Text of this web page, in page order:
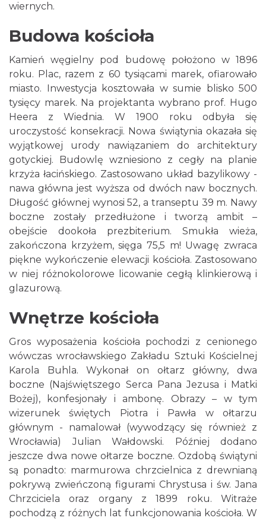
wiernych.
Budowa kościoła
Kamień węgielny pod budowę położono w 1896
roku. Plac, razem z 60 tysiącami marek, ofiarowało
miasto. Inwestycja kosztowała w sumie blisko 500
tysięcy marek. Na projektanta wybrano prof. Hugo
Heera z Wiednia. W 1900 roku odbyła się
uroczystość konsekracji. Nowa świątynia okazała się
wyjątkowej urody nawiązaniem do architektury
gotyckiej. Budowlę wzniesiono z cegły na planie
krzyża łacińskiego. Zastosowano układ bazylikowy -
nawa główna jest wyższa od dwóch naw bocznych.
Długość głównej wynosi 52, a transeptu 39 m. Nawy
boczne zostały przedłużone i tworzą ambit –
obejście dookoła prezbiterium. Smukła wieża,
zakończona krzyżem, sięga 75,5 m! Uwagę zwraca
piękne wykończenie elewacji kościoła. Zastosowano
w niej różnokolorowe licowanie cegłą klinkierową i
glazurową.
Wnętrze kościoła
Gros wyposażenia kościoła pochodzi z cenionego
wówczas wrocławskiego Zakładu Sztuki Kościelnej
Karola Buhla. Wykonał on ołtarz główny, dwa
boczne (Najświętszego Serca Pana Jezusa i Matki
Bożej), konfesjonały i ambonę. Obrazy – w tym
wizerunek świętych Piotra i Pawła w ołtarzu
głównym - namalował (wywodzący się również z
Wrocławia) Julian Wałdowski. Później dodano
jeszcze dwa nowe ołtarze boczne. Ozdobą świątyni
są ponadto: marmurowa chrzcielnica z drewnianą
pokrywą zwieńczoną figurami Chrystusa i św. Jana
Chrzciciela oraz organy z 1899 roku. Witraże
pochodzą z różnych lat funkcjonowania kościoła. W